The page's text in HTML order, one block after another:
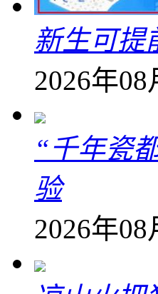
新生可提
2026年08
“千年瓷
验
2026年08